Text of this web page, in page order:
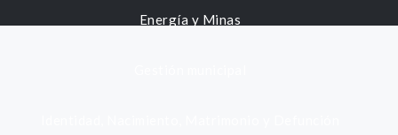
Energía y Minas